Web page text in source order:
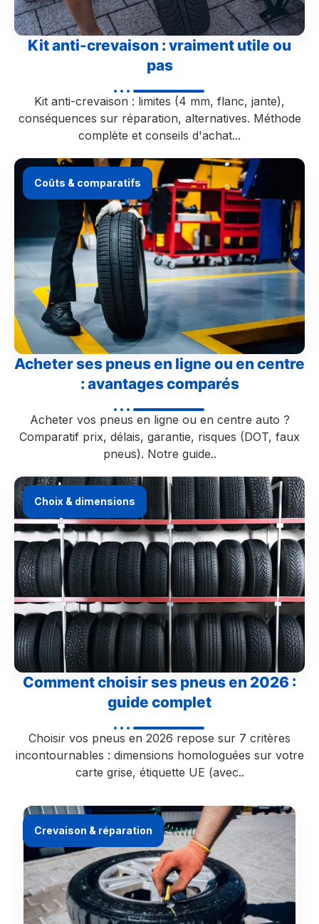
Kit anti-crevaison : vraiment utile ou
pas
Kit anti-crevaison : limites (4 mm, flanc, jante),
conséquences sur réparation, alternatives. Méthode
complète et conseils d'achat...
Coûts & comparatifs
Acheter ses pneus en ligne ou en centre
: avantages comparés
Acheter vos pneus en ligne ou en centre auto ?
Comparatif prix, délais, garantie, risques (DOT, faux
pneus). Notre guide..
Choix & dimensions
Comment choisir ses pneus en 2026 :
guide complet
Choisir vos pneus en 2026 repose sur 7 critères
incontournables : dimensions homologuées sur votre
carte grise, étiquette UE (avec..
Crevaison & réparation